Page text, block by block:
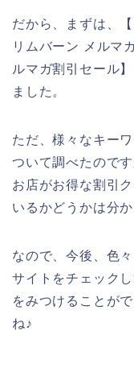
だから、まずは、
リムバーン メルマ
ルマガ割引セール
ました。
ただ、様々なキー
ついて調べたので
お店がお得な割引
いるかどうかは分
なので、今後、色
サイトをチェック
をみつけることが
ね♪